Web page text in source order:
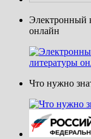
Электронный
онлайн
Что нужно